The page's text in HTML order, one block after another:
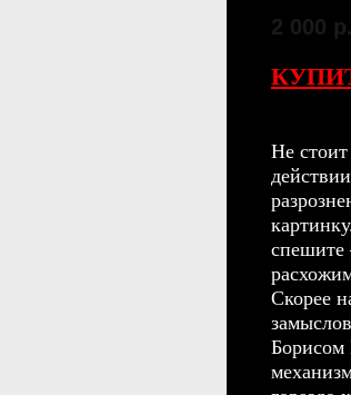
2 000 р.
Не
спешите
Скорее
Борисом